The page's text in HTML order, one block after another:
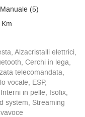
(5)
Alzacristalli elettrici,
Cerchi in lega,
telecomandata,
vocale, ESP,
in pelle, Isofix,
system, Streaming